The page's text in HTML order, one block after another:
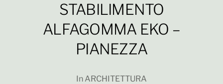
STABILIMENTO
ALFAGOMMA EKO –
PIANEZZA
In ARCHITETTURA